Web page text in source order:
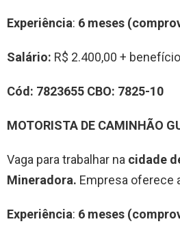
Experiência: 6 meses
Salário: R$ 2.400,00 +
Cód: 7823655 CBO: 7825-10
MOTORISTA DE CAMINHÃO
Vaga para trabalhar na cidade
Mineradora. Empresa oferece
Experiência: 6 meses